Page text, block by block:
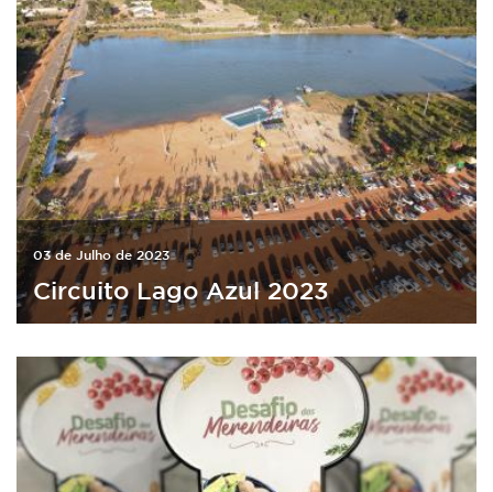
03 de Julho de 2023
Circuito Lago Azul 2023